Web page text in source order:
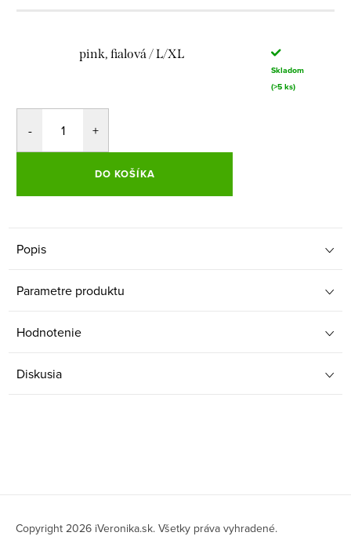
pink, fialová / L/XL
Skladom
(>5 ks)
DO KOŠÍKA
Popis
Parametre produktu
Hodnotenie
Diskusia
Copyright 2026 iVeronika.sk. Všetky práva vyhradené.